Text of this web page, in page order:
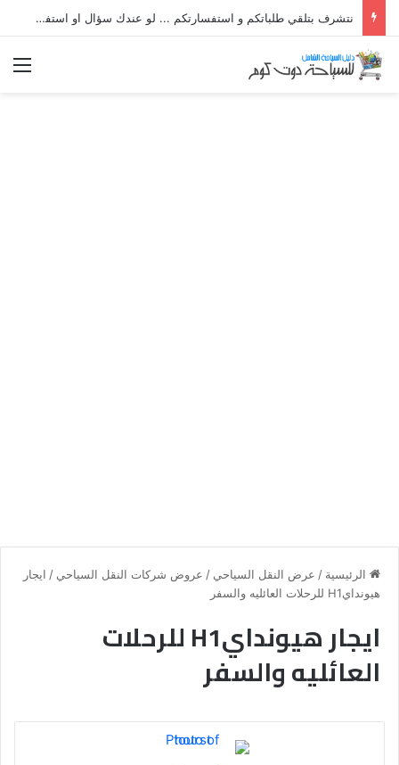
نتشرف بتلقي طلباتكم و استفسارتكم ... لو عندك سؤال او استفسار ماتدرددش فى طلب المساعدة
الرئيسية / عرض النقل السياحي / عروض شركات النقل السياحي / ايجار
هيوندايH1 للرحلات العائليه والسفر
ايجار هيوندايH1 للرحلات
العائليه والسفر